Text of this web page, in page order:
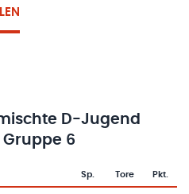
D-Jugend
6
Sp. Tore Pkt.